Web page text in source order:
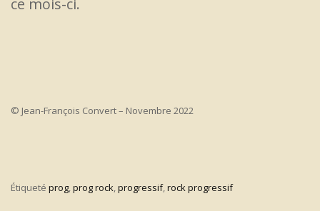
ce mois-ci.
© Jean-François Convert – Novembre 2022
Étiqueté prog,prog rock,progressif,rock progressif